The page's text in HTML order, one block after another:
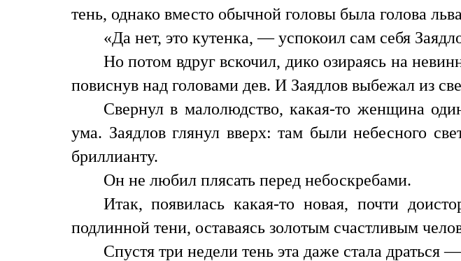
тень, однако вместо обычной головы была голова
«Да нет, это кутенка, — успокоил сам себя
Но потом вдруг вскочил, дико озираясь на
повиснув над головами дев. И Заядлов выбежал из
Свернул в малолюдство, какая-то женщина
ума. Заядлов глянул вверх: там были небесного
бриллианту.
Он не любил плясать перед небоскребами.
Итак, появилась какая-то новая, почти
подлинной тени, оставаясь золотым счастливым
Спустя три недели тень эта даже стала драться